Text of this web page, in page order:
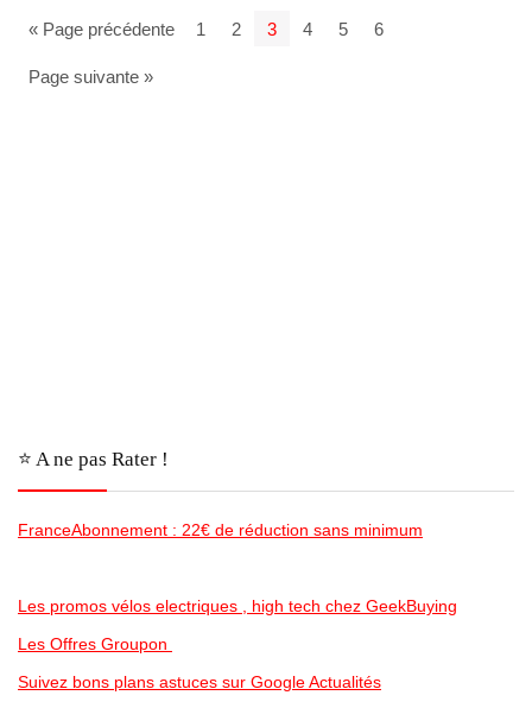
« Page précédente 1 2 3 4 5 6
Page suivante »
⭐️ A ne pas Rater !
FranceAbonnement : 22€ de réduction sans minimum
Les promos vélos electriques , high tech chez GeekBuying
Les Offres Groupon
Suivez bons plans astuces sur Google Actualités